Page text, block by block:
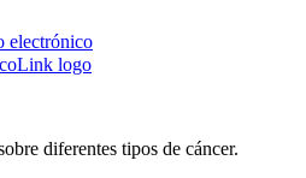
electrónico
diferentes tipos de cáncer.